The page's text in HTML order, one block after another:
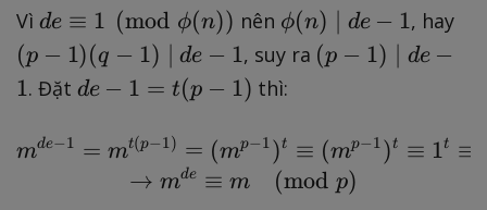
}
\
\
n
}
ui
m
o
Vì d
\
e
q
de ≡ 1 (mod ϕ(n)) nên \
p
h
i
(
)
ϕ(n) de − 1, hay(
(
(p − 1)(q − 1) de − 1, suy ra (
1
)
\
(p − 1) de −
1. Đặt d
-
de − 1 = t(p − 1) thì:
m^{de-1} = m^{t(p-
mde−1 = mt(p−1) = (mp−1)t ≡ (mp−1)t ≡ 1t ≡
→ mde ≡ m (mod p)